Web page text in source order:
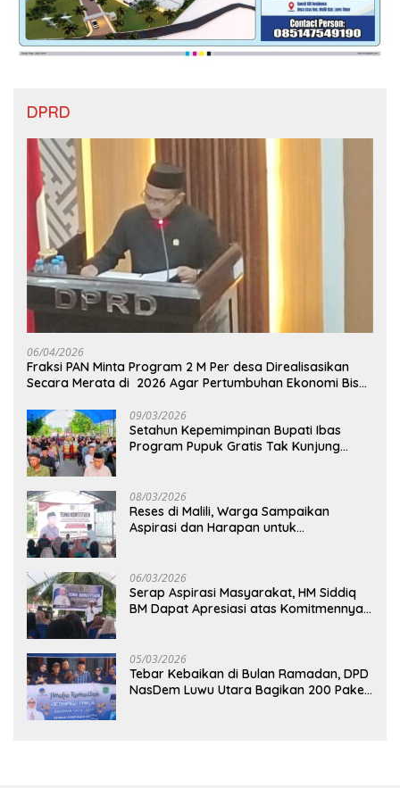
DPRD
06/04/2026
Fraksi PAN Minta Program 2 M Per desa Direalisasikan
Secara Merata di 2026 Agar Pertumbuhan Ekonomi Bisa
09/03/2026
Setahun Kepemimpinan Bupati Ibas
Program Pupuk Gratis Tak Kunjung
08/03/2026
Reses di Malili, Warga Sampaikan
Aspirasi dan Harapan untuk
06/03/2026
Serap Aspirasi Masyarakat, HM Siddiq
BM Dapat Apresiasi atas Komitmennya
05/03/2026
Tebar Kebaikan di Bulan Ramadan, DPD
NasDem Luwu Utara Bagikan 200 Paket